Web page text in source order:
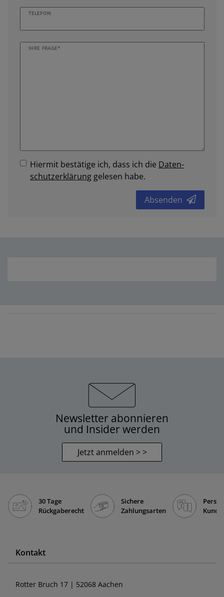
TELEFON
IHRE FRAGE*
Hiermit bestätige ich, dass ich die Daten­
schutz­erklärung gelesen habe.
Absenden
Newsletter abonnieren
und Insider werden
Jetzt anmelden > >
30 Tage
Rückgaberecht
Sichere
Zahlungsarten
Kontakt
Rotter Bruch 17 | 52068 Aachen